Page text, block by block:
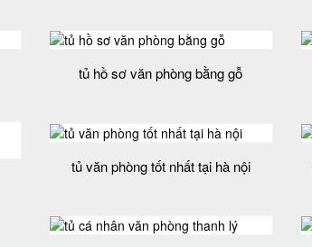
tủ hồ sơ văn phòng bằng gỗ
tủ văn phòng tốt nhất tại hà nội